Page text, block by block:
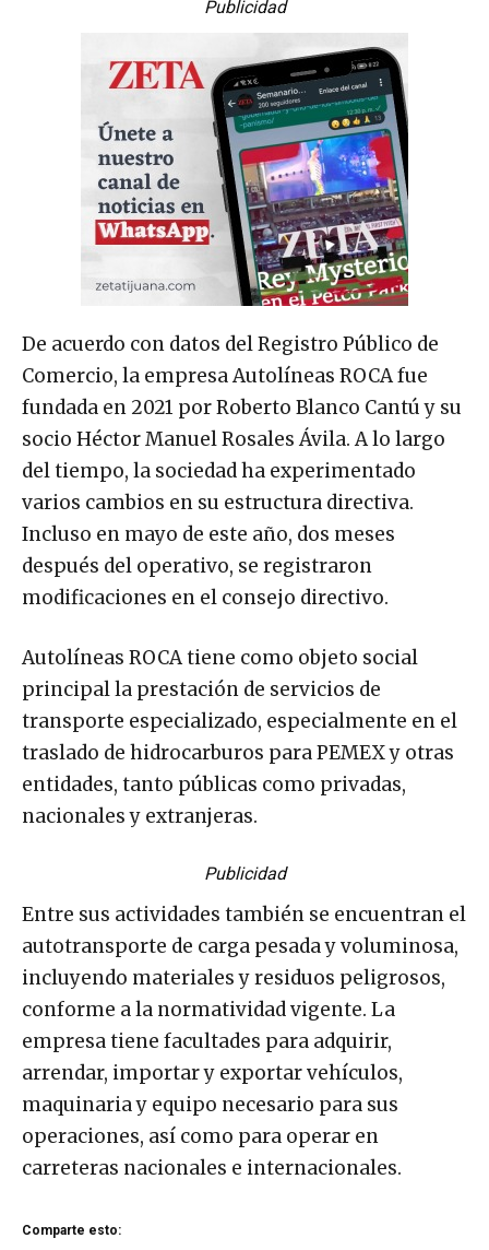
Publicidad
De acuerdo con datos del Registro Público de
Comercio, la empresa Autolíneas ROCA fue
fundada en 2021 por Roberto Blanco Cantú y su
socio Héctor Manuel Rosales Ávila. A lo largo
del tiempo, la sociedad ha experimentado
varios cambios en su estructura directiva.
Incluso en mayo de este año, dos meses
después del operativo, se registraron
modificaciones en el consejo directivo.
Autolíneas ROCA tiene como objeto social
principal la prestación de servicios de
transporte especializado, especialmente en el
traslado de hidrocarburos para PEMEX y otras
entidades, tanto públicas como privadas,
nacionales y extranjeras.
Publicidad
Entre sus actividades también se encuentran el
autotransporte de carga pesada y voluminosa,
incluyendo materiales y residuos peligrosos,
conforme a la normatividad vigente. La
empresa tiene facultades para adquirir,
arrendar, importar y exportar vehículos,
maquinaria y equipo necesario para sus
operaciones, así como para operar en
carreteras nacionales e internacionales.
Comparte esto: